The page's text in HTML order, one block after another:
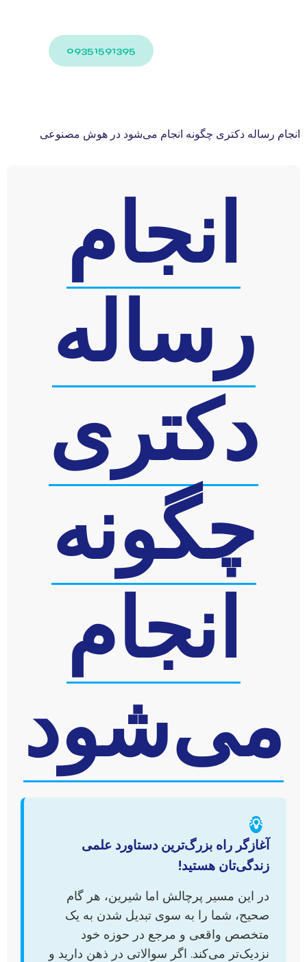
09351591395
انجام رساله دکتری چگونه انجام می‌شود در هوش مصنوعی
انجام
رساله
دکتری
چگونه
انجام
می‌شود
💡
آغازگر راه بزرگ‌ترین دستاورد علمی
زندگی‌تان هستید!
در این مسیر پرچالش اما شیرین، هر گام
صحیح، شما را به سوی تبدیل شدن به یک
متخصص واقعی و مرجع در حوزه خود
نزدیک‌تر می‌کند. اگر سوالاتی در ذهن دارید و